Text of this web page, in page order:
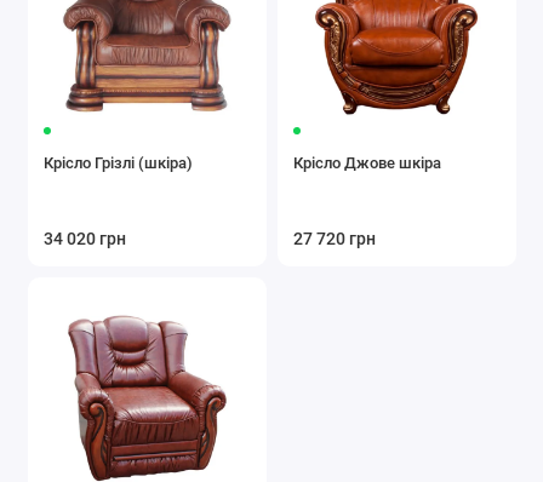
Крісло Грізлі (шкіра)
34 020 грн
Крісло Джове шкіра
27 720 грн